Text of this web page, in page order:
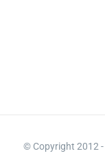
© Copyright 2012 -